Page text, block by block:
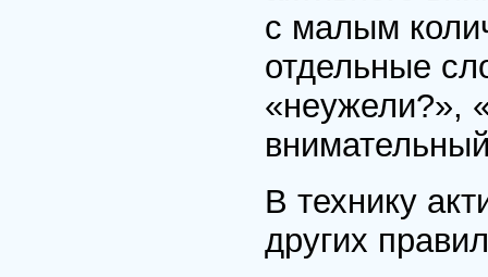
с малым
отдельные
«неужели?»,
В технику
других